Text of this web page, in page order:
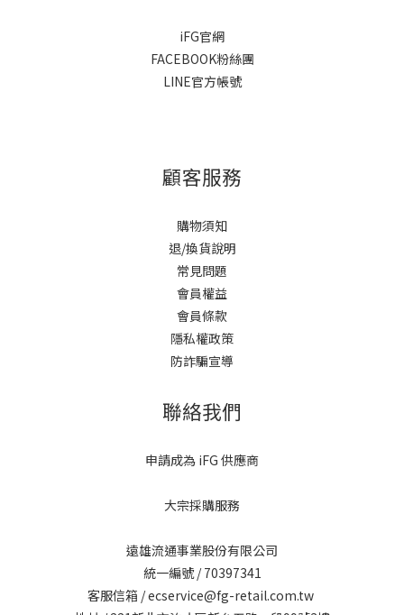
iFG官網
FACEBOOK粉絲團
LINE官方帳號
顧客服務
購物須知
退/換貨說明
常見問題
會員權益
會員條款
隱私權政策
防詐騙宣導
聯絡我們
申請成為 iFG 供應商
大宗採購服務
遠雄流通事業股份有限公司
統一編號 / 70397341
客服信箱 / ecservice@fg-retail.com.tw